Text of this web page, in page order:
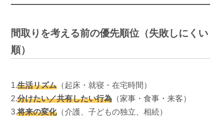
間取りを考える前の優先順位（失敗しにくい
順）
1.生活リズム （起床・就寝・在宅時間）
2.分けたい／共有したい行為 （家事・食事・来客）
3.将来の変化（介護、子どもの独立、相続）